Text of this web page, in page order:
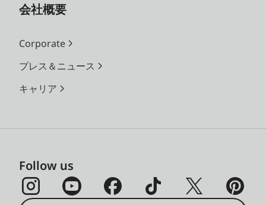
会社概要
Corporate
プレス＆ニュース
キャリア
Follow us